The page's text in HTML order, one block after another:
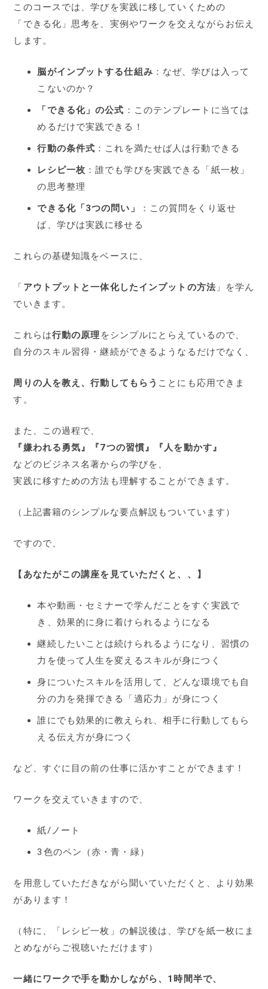
このコースでは、学びを実践に移していくための
「できる化」思考を、実例やワークを交えながらお伝え
します。
脳がインプットする仕組み ：なぜ、学びは入って
こないのか？
「できる化」の公式 ：このテンプレートに当ては
めるだけで実践できる！
行動の条件式 ：これを満たせば人は行動できる
レシピ一枚 ：誰でも学びを実践できる「紙一枚」
の思考整理
できる化「3つの問い」
：この質問をくり返せ
ば、学びは実践に移せる
これらの基礎知識をベースに、
「 アウトプットと一体化したインプットの方法」を学ん
でいきます。
これらは行動の原理 をシンプルにとらえているので、
自分のスキル習得・継続ができるようなるだけでなく、
周りの人を教え、行動してもらう ことにも応用できま
す。
また、この過程で、
『嫌われる勇気』『7つの習慣』『人を動かす』
などのビジネス名著からの学びを、
実践に移すための方法も理解することができます。
（上記書籍のシンプルな要点解説もついています）
ですので、
【あなたがこの講座を見ていただくと、、】
本や動画・セミナーで学んだことをすぐ実践で
き、効果的に身に着けられるようになる
継続したいことは続けられるようになり、習慣の
力を使って人生を変えるスキルが身につく
身についたスキルを活用して、どんな環境でも自
分の力を発揮できる「適応力」が身につく
誰にでも効果的に教えられ、相手に行動してもら
える伝え方が身につく
など、すぐに目の前の仕事に活かすことができます！
ワークを交えていきますので、
紙/ノート
3色のペン（赤・青・緑）
を用意していただきながら聞いていただくと、より効果
があります！
（特に、「レシピ一枚」の解説後は、学びを紙一枚にま
とめながらご視聴いただけます）
一緒にワークで手を動かしながら、1時間半で、